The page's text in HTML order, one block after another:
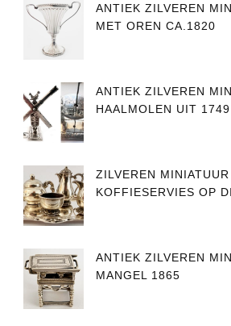
ANTIEK ZILVEREN
MET OREN CA.1820
ANTIEK ZILVEREN
HAALMOLEN UIT 1749
ZILVEREN
KOFFIESERVIES OP
ANTIEK ZILVEREN
MANGEL 1865